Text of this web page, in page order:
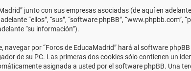
junto con sus empresas asociadas (de aquí en adelante
“ellos”, “sus”, “software phpBB”, “www.phpbb.com”,
“su información”).
por “Foros de EducaMadrid” hará al software
de su PC. Las primeras dos cookies sólo contienen un
asignada a usted por el software phpBB. Una